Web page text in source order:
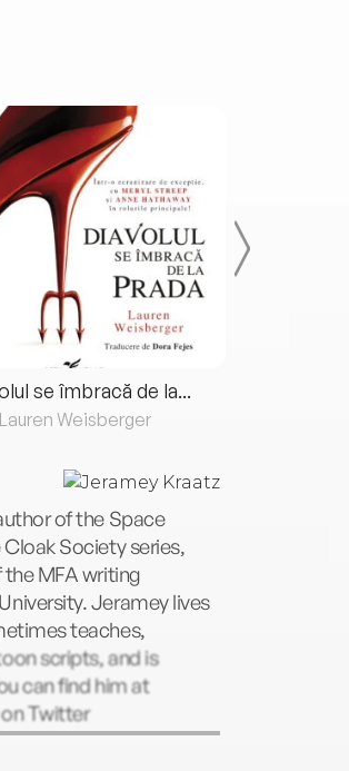
se îmbracă de la...
Lauren Weisberger
of the Space
Society series,
the MFA writing
Jeramey lives
teaches,
scripts, and is
can find him at
Twitter